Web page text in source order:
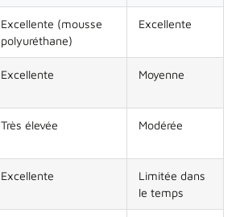
Excellente (mousse
polyuréthane)
Excellente
Excellente Moyenne
Très élevée Modérée
Excellente
Limitée dans
le temps